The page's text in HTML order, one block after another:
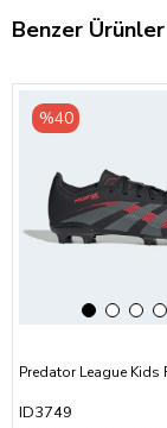
Benzer Ürünler
ID3749
%40